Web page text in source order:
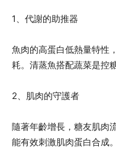
1、代謝的助推器
魚肉的高蛋白低熱量特性
耗。清蒸魚搭配蔬菜是控
2、肌肉的守護者
隨著年齡增長，糖友肌肉
能有效刺激肌肉蛋白合成。